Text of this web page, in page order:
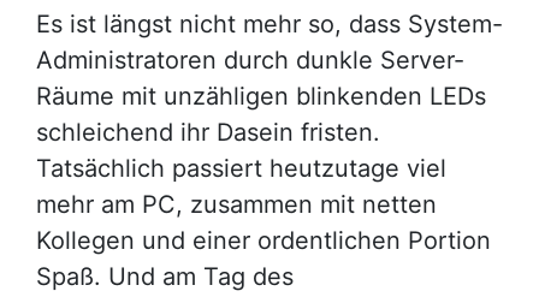
Es ist längst nicht mehr so, dass System-
Administratoren durch dunkle Server-
Räume mit unzähligen blinkenden LEDs
schleichend ihr Dasein fristen.
Tatsächlich passiert heutzutage viel
mehr am PC, zusammen mit netten
Kollegen und einer ordentlichen Portion
Spaß. Und am Tag des